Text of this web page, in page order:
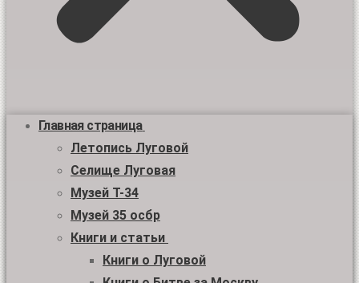
Главная страница
Летопись Луговой
Селище Луговая
Музей Т-34
Музей 35 осбр
Книги и статьи
Книги о Луговой